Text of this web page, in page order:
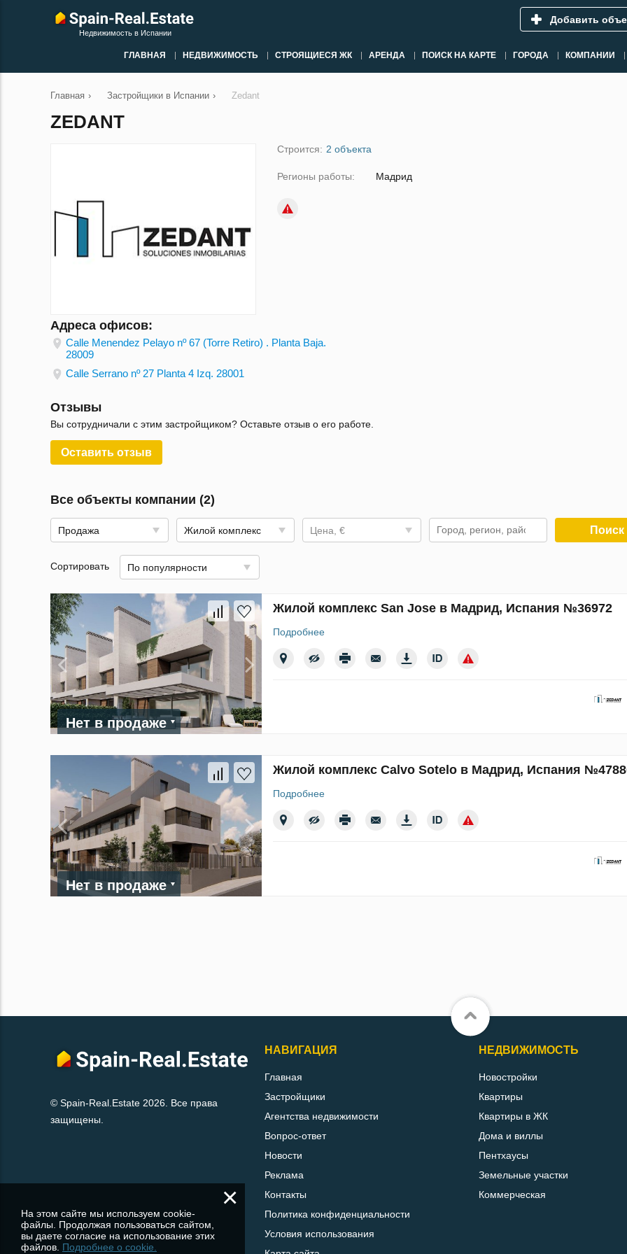
Недвижимость в Испании
Добавить
ГЛАВНАЯ НЕДВИЖИМОСТЬ СТРОЯЩИЕСЯ ЖК АРЕНДА ПОИСК НА КАРТЕ ГОРОДА КОМПАНИИ
Главная › Застройщики в Испании › Zedant
ZEDANT
Строится: 2 объекта
Регионы работы: Мадрид
Адреса офисов:
Calle Menendez Pelayo nº 67 (Torre Retiro) . Planta Baja.
28009
Calle Serrano nº 27 Planta 4 Izq. 28001
Отзывы
Вы сотрудничали с этим застройщиком? Оставьте отзыв о его работе.
Оставить отзыв
Все объекты компании (2)
Продажа Жилой комплекс Цена, € Поиск
Сортировать По популярности
Нет в продаже
Жилой комплекс San Jose в Мадрид, Испания №36972
Подробнее
Нет в продаже
Жилой комплекс Calvo Sotelo в Мадрид, Испания
Подробнее
© Spain-Real.Estate 2026. Все права
защищены.
НАВИГАЦИЯ
Главная
Застройщики
Агентства недвижимости
Вопрос-ответ
Новости
Реклама
Контакты
Политика конфиденциальности
Условия использования
НЕДВИЖИМОСТЬ
Новостройки
Квартиры
Квартиры в ЖК
Дома и виллы
Пентхаусы
Земельные участки
Коммерческая
×
На этом сайте мы используем cookie-
файлы. Продолжая пользоваться сайтом,
вы даете согласие на использование этих
файлов. Подробнее о cookie.